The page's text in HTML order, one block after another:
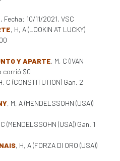
, Fecha: 10/11/2021, VSC
, H, A (LOOKIN AT LUCKY)
Y APARTE, M, C (IVAN
corrió $0
C (CONSTITUTION) Gan. 2
, M, A (MENDELSSOHN (USA))
(MENDELSSOHN (USA)) Gan. 1
, H, A (FORZA DI ORO (USA))